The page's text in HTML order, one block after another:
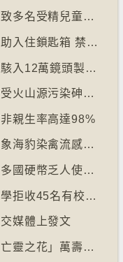
【十萬八千里】基因突變捐精者致多名受精兒童患癌
【十萬八千里】米蘭禁用街頭自助入住鎖匙箱 禁自助入住民宿
【十萬八千里】韓國拘捕四人涉駭入12萬鏡頭製色情內容
【十萬八千里】阿根廷北部水源受火山源污染砷含量超標
親生率高達98%
【十萬八千里】南極海豹及澳洲象海豹染禽流感病毒恐擴散
【十萬八千里】電子支付普及令多國硬幣乏人使用甚至停產
【十萬八千里】韓國六所頂尖大學拒收45名有校園暴力紀錄者入學
媒體上發文
【十萬八千里】墨西哥亡靈節「亡靈之花」萬壽菊失收